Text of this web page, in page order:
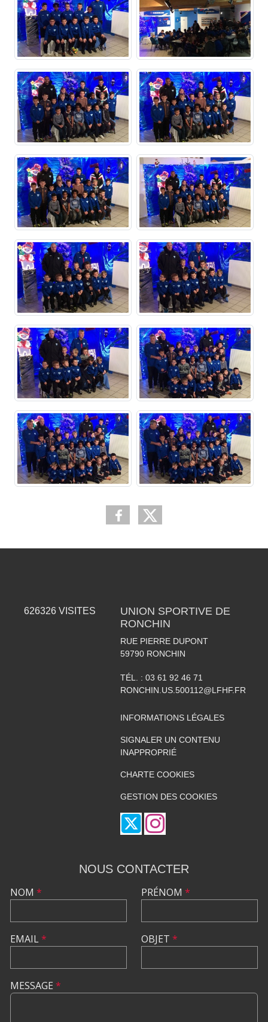
626326 VISITES
UNION SPORTIVE DE
RONCHIN
RUE PIERRE DUPONT
59790 RONCHIN
TÉL. : 03 61 92 46 71
RONCHIN.US.500112@LFHF.FR
INFORMATIONS LÉGALES
SIGNALER UN CONTENU
INAPPROPRIÉ
CHARTE COOKIES
GESTION DES COOKIES
NOUS CONTACTER
NOM *
EMAIL*
PRÉNOM *
OBJET *
MESSAGE *